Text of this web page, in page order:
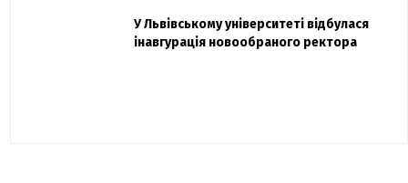
Павло Дак
«Час не лікує, лише притуплює біль»:
Захисник "Азовсталі" Діанов вдруге
одружився та показав фото з весілля
У Львівському університеті відбулася
інавгурація новообраного ректора